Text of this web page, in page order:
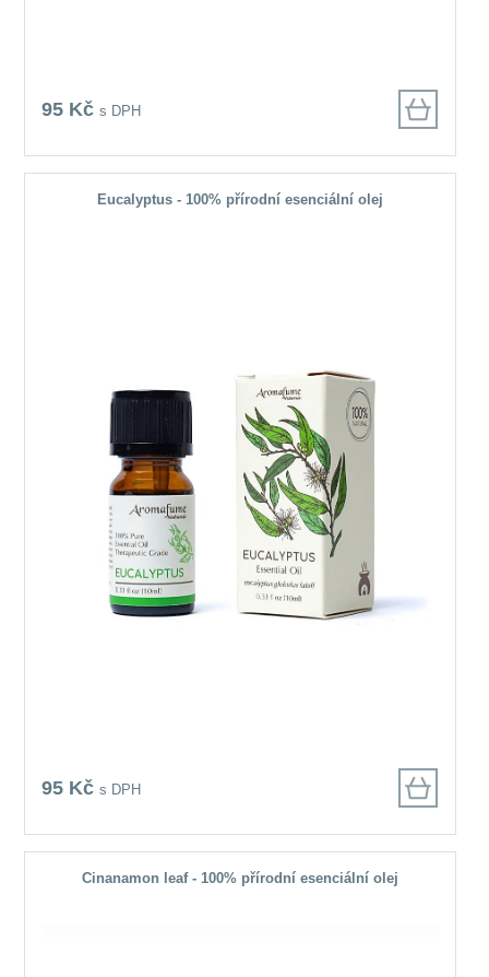
95 Kčs DPH
Eucalyptus - 100% přírodní esenciální olej
95 Kčs DPH
Cinanamon leaf - 100% přírodní esenciální olej